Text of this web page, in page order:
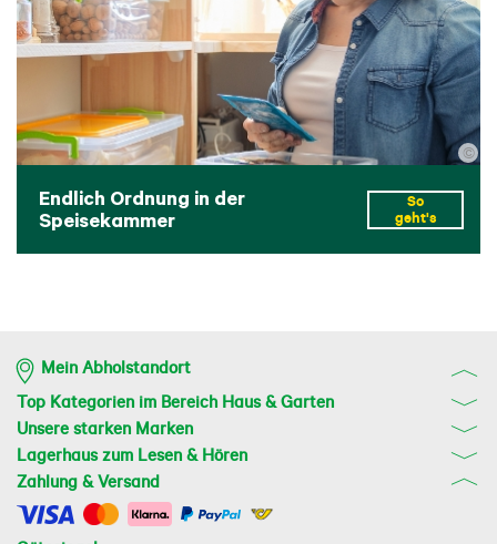
Endlich Ordnung in der
Speisekammer
So
geht's
©
Mein Abholstandort
Top Kategorien im Bereich Haus & Garten
Unsere starken Marken
Lagerhaus zum Lesen & Hören
Zahlung & Versand